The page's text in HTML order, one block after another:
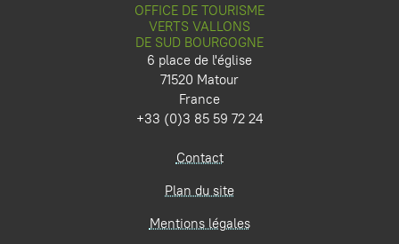
OFFICE DE TOURISME
VERTS VALLONS
DE SUD BOURGOGNE
6 place de l'église
71520 Matour
France
+33 (0)3 85 59 72 24
Contact
Plan du site
Mentions légales